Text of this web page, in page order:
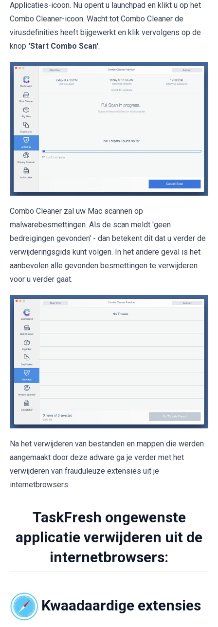
Applicaties-icoon. Nu opent u launchpad en klikt u op het
Combo Cleaner-icoon. Wacht tot Combo Cleaner de
virusdefinities heeft bijgewerkt en klik vervolgens op de
knop 'Start Combo Scan'.
Combo Cleaner zal uw Mac scannen op
malwarebesmettingen. Als de scan meldt 'geen
bedreigingen gevonden' - dan betekent dit dat u verder de
verwijderingsgids kunt volgen. In het andere geval is het
aanbevolen alle gevonden besmettingen te verwijderen
voor u verder gaat.
Na het verwijderen van bestanden en mappen die werden
aangemaakt door deze adware ga je verder met het
verwijderen van frauduleuze extensies uit je
internetbrowsers.
TaskFresh ongewenste
applicatie verwijderen uit de
internetbrowsers:
Kwaadaardige extensies